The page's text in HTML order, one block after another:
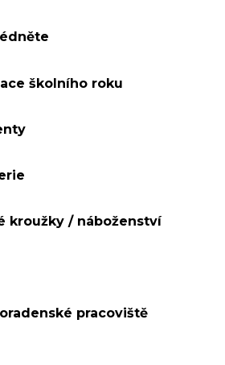
školního roku
kroužky / náboženství
pracoviště